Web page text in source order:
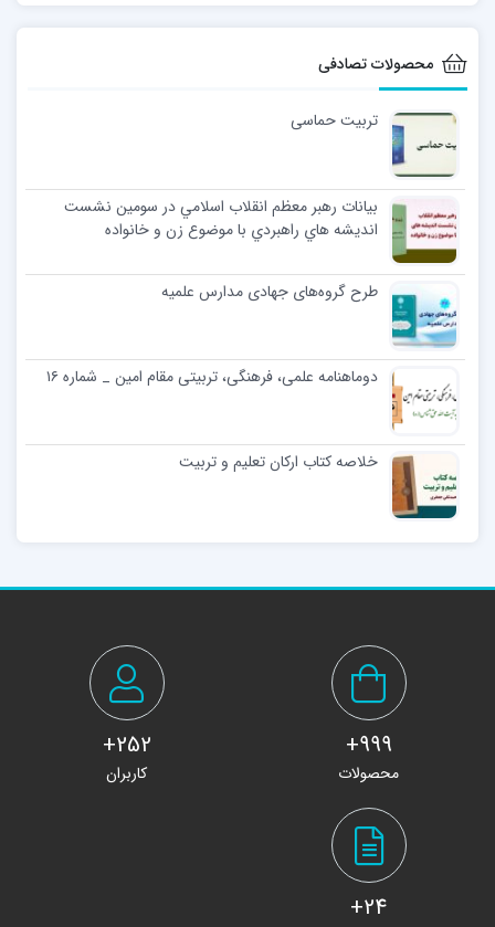
محصولات تصادفی
تربیت حماسی
بيانات رهبر معظم انقلاب اسلامي در سومين نشست
انديشه هاي راهبردي با موضوع زن و خانواده
طرح گروه‌های جهادی مدارس علمیه
دوماهنامه علمی، فرهنگی، تربیتی مقام امین _ شماره ۱۶
خلاصه کتاب ارکان تعلیم و تربیت
999+
محصولات
252+
کاربران
24+